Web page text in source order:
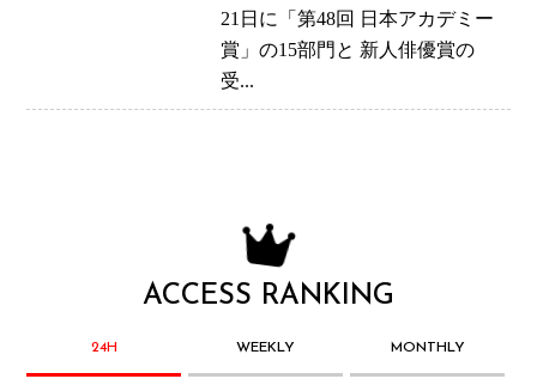
21日に「第48回 日本アカデミー
賞」の15部門と 新人俳優賞の
受...
ACCESS RANKING
24H WEEKLY MONTHLY